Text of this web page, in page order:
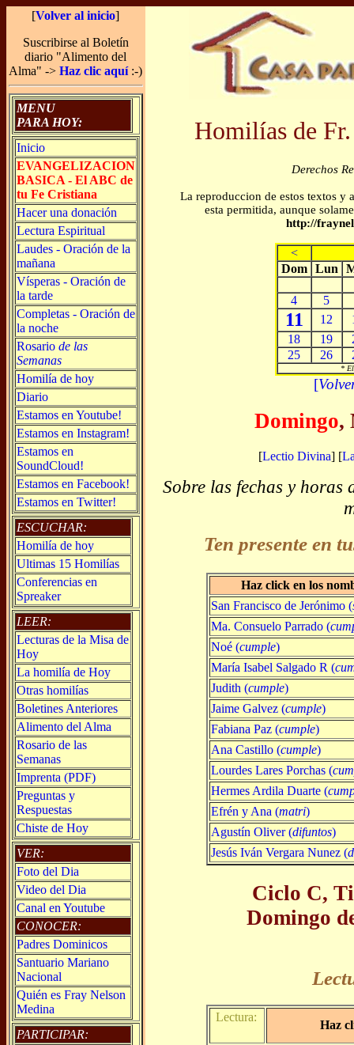
[Volver al inicio]
Suscribirse al Boletín
diario "Alimento del
Alma" ->Haz clic aquí:-)
MENU
PARA HOY:
Inicio
EVANGELIZACION
BASICA - El ABC de
tu Fe Cristiana
Hacer una donación
Lectura Espiritual
Laudes - Oración de la
mañana
Vísperas - Oración de
la tarde
Completas - Oración de
la noche
Rosario de las
Semanas
Homilía de hoy
Diario
Estamos en Youtube!
Estamos en Instagram!
Estamos en
SoundCloud!
Estamos en Facebook!
Estamos en Twitter!
ESCUCHAR:
Homilía de hoy
Ultimas 15 Homilías
Conferencias en
Spreaker
LEER:
Lecturas de la Misa de
Hoy
La homilía de Hoy
Otras homilías
Boletines Anteriores
Alimento del Alma
Rosario de las
Semanas
Imprenta (PDF)
Preguntas y
Respuestas
Chiste de Hoy
VER:
Foto del Dia
Video del Dia
Canal en Youtube
CONOCER:
Padres Dominicos
Santuario Mariano
Nacional
Quién es Fray Nelson
Medina
PARTICIPAR:
Homilías de
Derechos
La reproduccion de estos textos y
esta permitida, aunque
http://
<
Dom Lun
4 5
11 12
18
19
25
26
*
[
Domingo,
[Lectio Divina] [
Sobre las fechas y horas
Ten presente en
Haz click en los
San Francisco de Jerónimo (
Ma. Consuelo Parrado (
Noé (cumple)
María Isabel Salgado R (
Judith (cumple)
Jaime Galvez (cumple)
Fabiana Paz (cumple)
Ana Castillo (cumple)
Lourdes Lares Porchas (
Hermes Ardila Duarte (
Efrén y Ana (matri)
Agustín Oliver (difuntos)
Jesús Iván Vergara Nunez (
Ciclo C,
Domingo
Lectura:
Haz